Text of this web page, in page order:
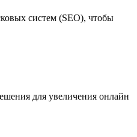
систем (SEO), чтобы
для увеличения онлайн